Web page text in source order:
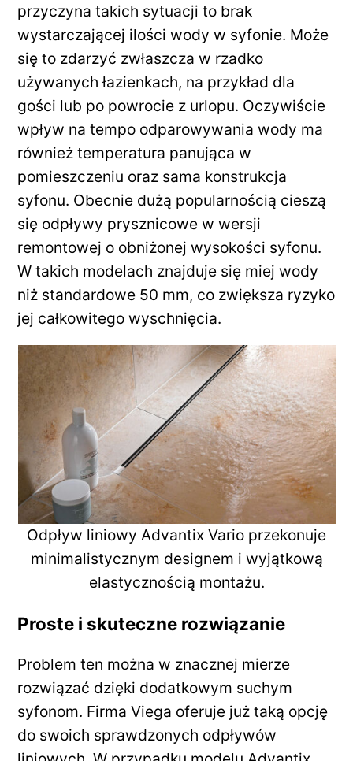
przyczyna takich sytuacji to brak
wystarczającej ilości wody w syfonie. Może
się to zdarzyć zwłaszcza w rzadko
używanych łazienkach, na przykład dla
gości lub po powrocie z urlopu. Oczywiście
wpływ na tempo odparowywania wody ma
również temperatura panująca w
pomieszczeniu oraz sama konstrukcja
syfonu. Obecnie dużą popularnością cieszą
się odpływy prysznicowe w wersji
remontowej o obniżonej wysokości syfonu.
W takich modelach znajduje się miej wody
niż standardowe 50 mm, co zwiększa ryzyko
jej całkowitego wyschnięcia.
Odpływ liniowy Advantix Vario przekonuje
minimalistycznym designem i wyjątkową
elastycznością montażu.
Proste i skuteczne rozwiązanie
Problem ten można w znacznej mierze
rozwiązać dzięki dodatkowym suchym
syfonom. Firma Viega oferuje już taką opcję
do swoich sprawdzonych odpływów